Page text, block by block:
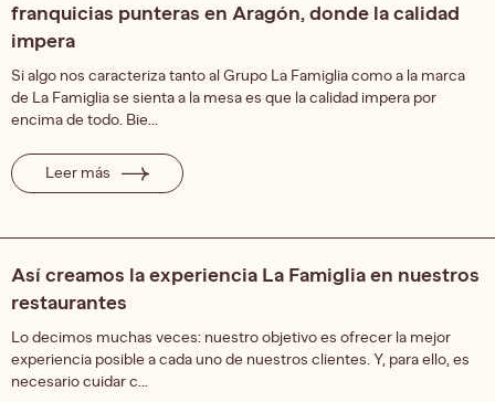
franquicias punteras en Aragón, donde la calidad
impera
Si algo nos caracteriza tanto al Grupo La Famiglia como a la marca
de La Famiglia se sienta a la mesa es que la calidad impera por
encima de todo. Bie...
Leer más
Así creamos la experiencia La Famiglia en nuestros
restaurantes
Lo decimos muchas veces: nuestro objetivo es ofrecer la mejor
experiencia posible a cada uno de nuestros clientes. Y, para ello, es
necesario cuidar c...